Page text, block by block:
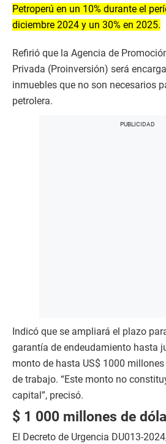
Petroperú en un 10% durante el
diciembre 2024 y un 30% en 2025.
Refirió que la Agencia de
Privada (Proinversión) será
inmuebles que no son necesarios
petrolera.
Indicó que se ampliará el plazo
garantía de endeudamiento hasta
monto de hasta US$ 1000
de trabajo. “Este monto no
capital”, precisó.
$ 1 000 millones de
El Decreto de Urgencia DU013-